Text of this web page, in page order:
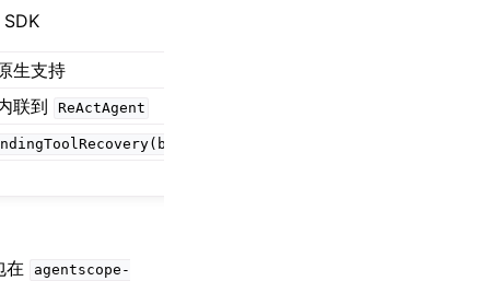
生支持
联到 ReActAgent
在
agentscope-